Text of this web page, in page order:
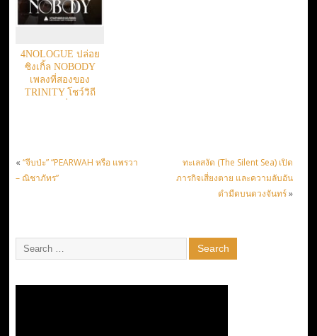
4NOLOGUE ปล่อย
ซิงเกิ้ล NOBODY
เพลงที่สองของ
TRINITY โชว์วิถี
« “จีบป่ะ” “PEARWAH หรือ แพรวา
– ณิชาภัทร”
ทะเลสงัด (The Silent Sea) เปิด
ภารกิจเสี่ยงตาย และความลับอัน
ดำมืดบนดวงจันทร์»